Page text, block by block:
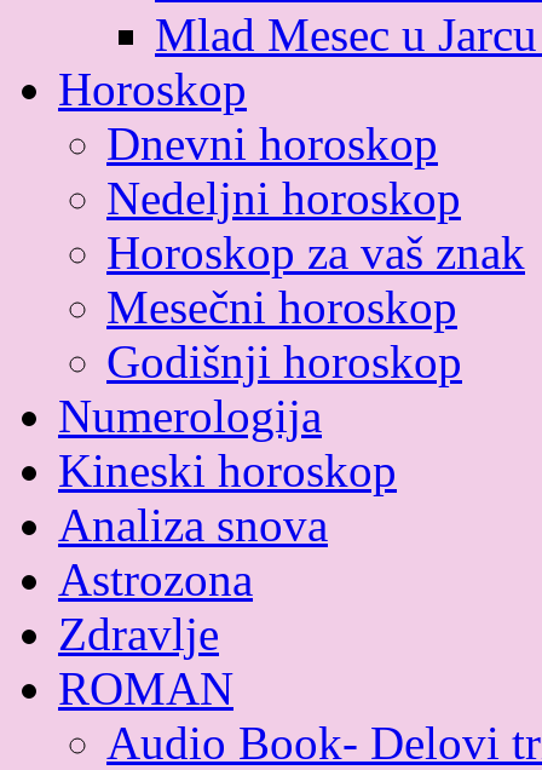
Mlad Mesec u
Horoskop
Dnevni horoskop
Nedeljni horoskop
Horoskop za vaš znak
Mesečni horoskop
Godišnji horoskop
Numerologija
Kineski horoskop
Analiza snova
Astrozona
Zdravlje
ROMAN
Audio Book- Delovi